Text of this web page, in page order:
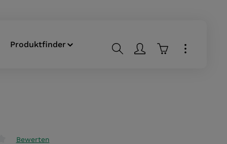
Produktfinder Warenkorb
Bewerten